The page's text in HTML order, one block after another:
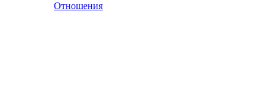
Отношения